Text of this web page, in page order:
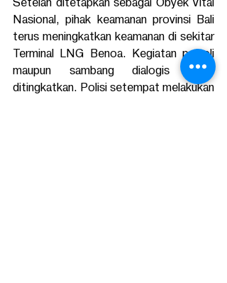
Nasional, pihak keamanan provinsi Bali
terus meningkatkan keamanan di sekitar
Terminal LNG Benoa. Kegiatan patroli
maupun sambang dialogis terus
ditingkatkan. Polisi setempat melakukan